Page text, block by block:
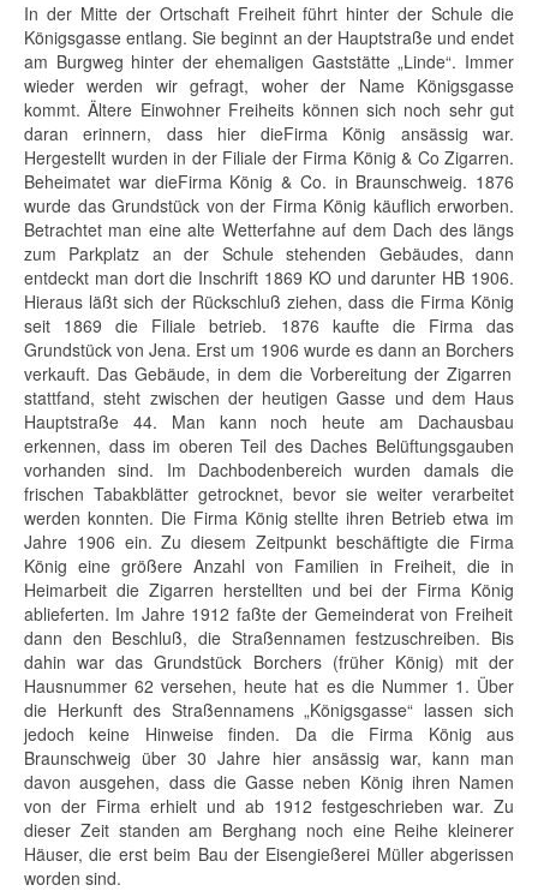
In der Mitte der Ortschaft Freiheit führt hinter der Schule die
Königsgasse entlang. Sie beginnt an der Hauptstraße und endet
am Burgweg hinter der ehemaligen Gaststätte „Linde“. Immer
wieder werden wir gefragt, woher der Name Königsgasse
kommt. Ältere Einwohner Freiheits können sich noch sehr gut
daran erinnern, dass hier dieFirma König ansässig war.
Hergestellt wurden in der Filiale der Firma König & Co Zigarren.
Beheimatet war dieFirma König & Co. in Braunschweig. 1876
wurde das Grundstück von der Firma König käuflich erworben.
Betrachtet man eine alte Wetterfahne auf dem Dach des längs
zum Parkplatz an der Schule stehenden Gebäudes, dann
entdeckt man dort die Inschrift 1869 KO und darunter HB 1906.
Hieraus läßt sich der Rückschluß ziehen, dass die Firma König
seit 1869 die Filiale betrieb. 1876 kaufte die Firma das
Grundstück vonJena. Erst um 1906 wurde es dann an Borchers
verkauft. Das Gebäude, in dem die Vorbereitung der Zigarren
stattfand, steht zwischen der heutigen Gasse und dem Haus
Hauptstraße 44. Man kann noch heute am Dachausbau
erkennen, dass im oberen Teil des Daches Belüftungsgauben
vorhanden sind. Im Dachbodenbereich wurden damals die
frischen Tabakblätter getrocknet, bevor sie weiter verarbeitet
werden konnten. Die Firma König stellte ihren Betrieb etwa im
Jahre 1906 ein. Zu diesem Zeitpunkt beschäftigte die Firma
König eine größere Anzahl von Familien in Freiheit, die in
Heimarbeit die Zigarren herstellten und bei der Firma König
ablieferten. Im Jahre 1912 faßte der Gemeinderat von Freiheit
dann den Beschluß, die Straßennamen festzuschreiben. Bis
dahin war das Grundstück Borchers(früher König) mit der
Hausnummer 62 versehen, heute hat es die Nummer 1. Über
die Herkunft des Straßennamens „Königsgasse“ lassen sich
jedoch keine Hinweise finden. Da die Firma König aus
Braunschweig über 30 Jahre hier ansässig war, kann man
davon ausgehen, dass die Gasse neben König ihren Namen
von der Firma erhielt und ab 1912 festgeschrieben war. Zu
dieser Zeit standen am Berghang noch eine Reihe kleinerer
Häuser, die erst beim Bau der Eisengießerei Müllerabgerissen
worden sind.